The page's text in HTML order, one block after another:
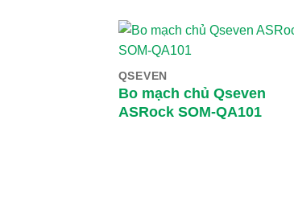
QSEVEN
Bo mạch chủ Qseven
ASRock SOM-QA101